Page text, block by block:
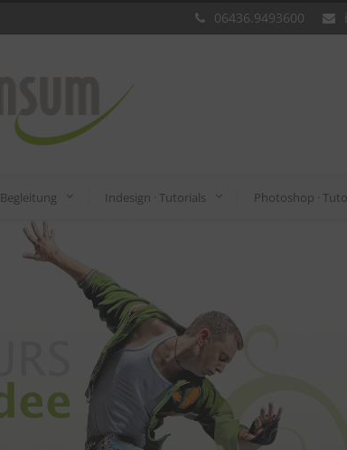
06436.9493600
Begleitung Indesign · Tutorials Photoshop ·